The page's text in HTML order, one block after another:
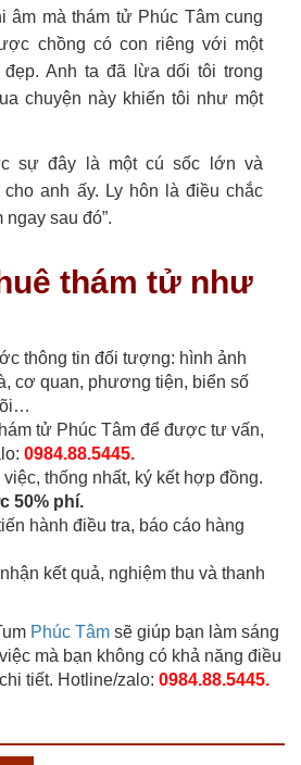
âm mà thám tử Phúc Tâm cung
chồng có con riêng với một
Anh ta đã lừa dối tôi trong
chuyện này khiến tôi như một
sự đây là một cú sốc lớn và
anh ấy. Ly hôn là điều chắc
sau đó”.
thám tử như
thông tin đối tượng: hình ảnh
cơ quan, phương tiện, biển số
tử Phúc Tâm để được tư vấn,
0984.88.5445.
việc, thống nhất, ký kết hợp đồng.
50% phí.
hành điều tra, báo cáo hàng
kết quả, nghiệm thu và thanh
Phúc Tâm sẽ giúp bạn làm sáng
mà bạn không có khả năng điều
tiết. Hotline/zalo: 0984.88.5445.